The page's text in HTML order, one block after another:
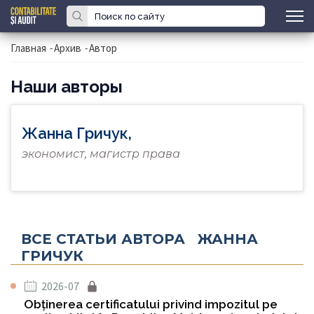
Главная -Архив -Автор
Наши авторы
Жанна Гричук,
экономист, магистр права
ВСЕ СТАТЬИ АВТОРА ЖАННА
ГРИЧУК
2026-07
Obținerea certificatului privind impozitul pe